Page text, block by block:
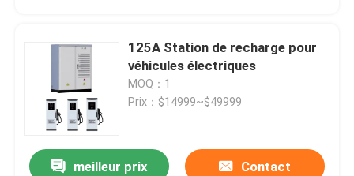
Vidéos
À propos de nous
125A Station de recharge pour
véhicules électriques
MOQ：1
Prix：$14999~$49999
meilleur prix Contact